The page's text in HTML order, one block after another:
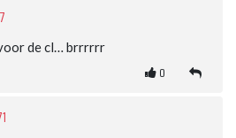
de cl… brrrrrr
0